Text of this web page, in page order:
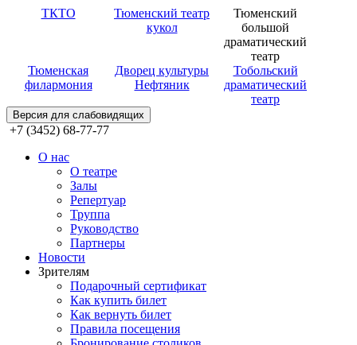
ТКТО
Тюменский театр
кукол
Тюменский
большой
драматический
театр
Тюменская
филармония
Дворец культуры
Нефтяник
Тобольский
драматический
театр
Версия для слабовидящих
+7 (3452) 68-77-77
О нас
О театре
Залы
Репертуар
Труппа
Руководство
Партнеры
Новости
Зрителям
Подарочный сертификат
Как купить билет
Как вернуть билет
Правила посещения